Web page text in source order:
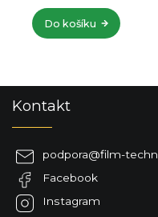
Do košíku
Kontakt
podpora@film-
Facebook
Instagram